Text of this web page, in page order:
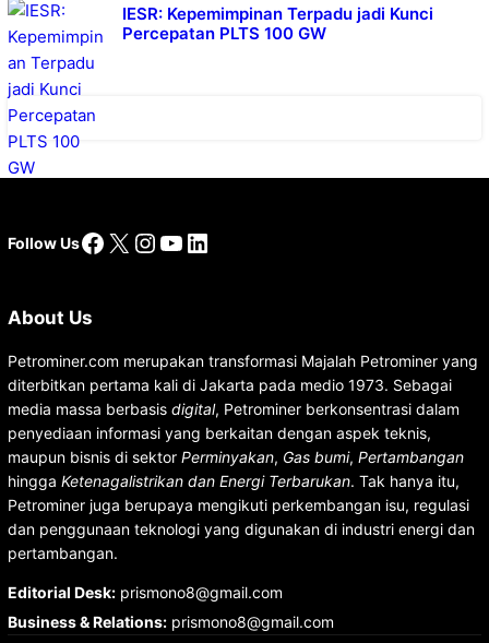
IESR: Kepemimpinan Terpadu jadi Kunci
Percepatan PLTS 100 GW
Follow UsFacebook
X Instagram
YouTube
LinkedIn
About Us
Petrominer.com merupakan transformasi Majalah Petrominer yang
diterbitkan pertama kali di Jakarta pada medio 1973. Sebagai
media massa berbasis digital, Petrominer berkonsentrasi dalam
penyediaan informasi yang berkaitan dengan aspek teknis,
maupun bisnis di sektor Perminyakan, Gas bumi, Pertambangan
hingga Ketenagalistrikan dan Energi Terbarukan. Tak hanya itu,
Petrominer juga berupaya mengikuti perkembangan isu, regulasi
dan penggunaan teknologi yang digunakan di industri energi dan
pertambangan.
Editorial Desk:prismono8@gmail.com
Business & Relations:prismono8@gmail.com